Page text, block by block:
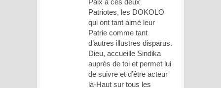
Patriotes, les DOKOLO
qui ont tant aimé leur
Patrie comme tant
d’autres illustres disparus.
Dieu, accueille Sindika
auprès de toi et permet lui
de suivre et d’être acteur
là-Haut sur tous les